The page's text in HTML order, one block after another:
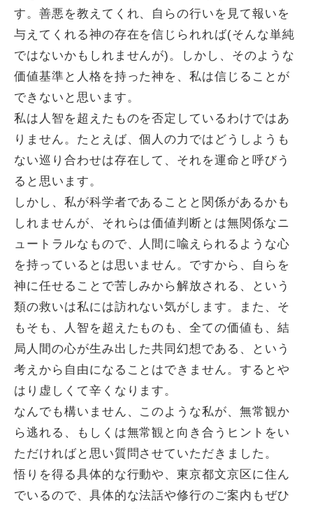
す。善悪を教えてくれ、自らの行いを見て報いを
与えてくれる神の存在を信じられれば(そんな単純
ではないかもしれませんが)。しかし、そのような
価値基準と人格を持った神を、私は信じることが
できないと思います。
私は人智を超えたものを否定しているわけではあ
りません。たとえば、個人の力ではどうしようも
ない巡り合わせは存在して、それを運命と呼びう
ると思います。
しかし、私が科学者であることと関係があるかも
しれませんが、それらは価値判断とは無関係なニ
ュートラルなもので、人間に喩えられるような心
を持っているとは思いません。ですから、自らを
神に任せることで苦しみから解放される、という
類の救いは私には訪れない気がします。また、そ
もそも、人智を超えたものも、全ての価値も、結
局人間の心が生み出した共同幻想である、という
考えから自由になることはできません。するとや
はり虚しくて辛くなります。
なんでも構いません、このような私が、無常観か
ら逃れる、もしくは無常観と向き合うヒントをい
ただければと思い質問させていただきました。
悟りを得る具体的な行動や、東京都文京区に住ん
でいるので、具体的な法話や修行のご案内もぜひ